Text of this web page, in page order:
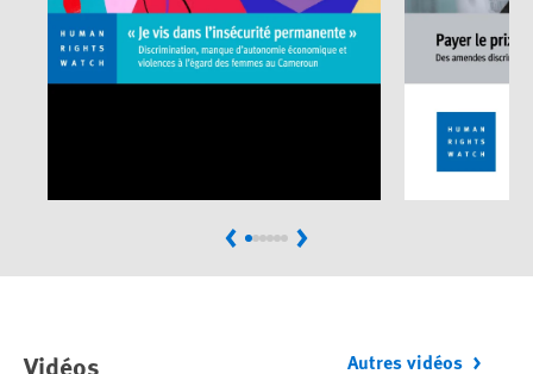
PreviousNext
Vidéos Autres vidéos